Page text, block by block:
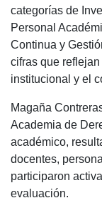
categorías de
Personal
Continua y
cifras que
institucional y el
Magaña
Academia de
académico,
docentes,
participaron
evaluación.